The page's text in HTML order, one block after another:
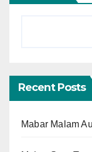
Recent Posts
Mabar Malam